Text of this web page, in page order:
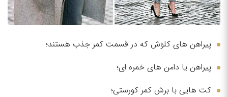
پیراهن های کلوش که در قسمت کمر جذب هستند؛
پیراهن یا دامن های خمره ای؛
کت هایی با برش کمر کورستی؛